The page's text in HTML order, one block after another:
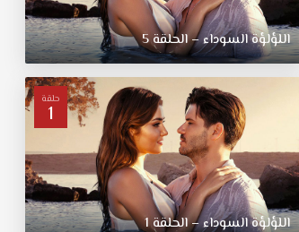
اللؤلؤة السوداء – الحلقة 5
حلقة
1
اللؤلؤة السوداء – الحلقة 1